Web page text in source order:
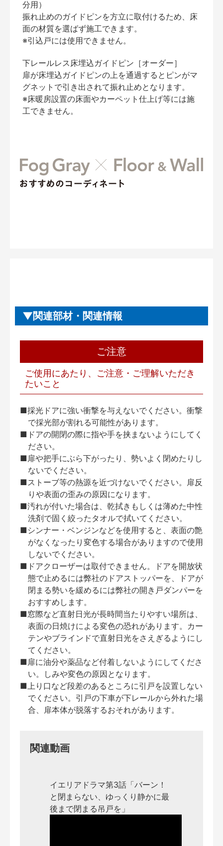
分用）
振れ止めのガイドピンを方立に取付けるため、床
面の材質を選ばず施工できます。
※引込戸には使用できません。
下レールレス床埋込ガイドピン［オーダー］
扉が床埋込ガイドピンの上を通過するとピンがマ
グネットで引き出されて振れ止めとなります。
※床暖房設置の床面やカーペット仕上げ等には施
工できません。
関連部材・関連情報
ご注意
ご使用にあたり、ご注意・ご理解いただき
たいこと
■採光ドアに強い衝撃を与えないでください。衝撃
で採光部が割れる可能性があります。
■ドアの開閉の際に指や手を挟まないようにしてく
ださい。
■扉や把手にぶら下がったり、勢いよく閉めたりし
ないでください。
■ストーブ等の熱源を近づけないでください。扉反
りや表面の歪みの原因になります。
■汚れが付いた場合は、乾拭きもしくは薄めた中性
洗剤で固く絞ったタオルで拭いてください。
■シンナー・ベンジンなどを使用すると、表面の艶
がなくなったり変色する場合がありますので使用
しないでください。
■ドアクローザーは取付できません。ドアを開放状
態で止めるには弊社のドアストッパーを、ドアが
閉まる勢いを緩めるには弊社の開き戸ダンパーを
おすすめします。
■窓際など直射日光が長時間当たりやすい場所は、
表面の日焼けによる変色の恐れがあります。カー
テンやブラインドで直射日光をさえぎるようにし
てください。
■扉に油分や薬品など付着しないようにしてくださ
い。しみや変色の原因となります。
■上り口など段差のあるところに引戸を設置しない
でください。引戸の下車が下レールから外れた場
合、扉本体が脱落するおそれがあります。
関連動画
イエリアドラマ第3話「バーン！
と閉まらない、ゆっくり静かに最
後まで閉まる吊戸を」